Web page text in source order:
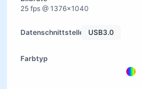
25 fps @ 1376×1040
USB3.0